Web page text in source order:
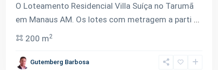
O Loteamento Residencial Villa Suíça no Tarumã
em Manaus AM. Os lotes com metragem a parti ...
200 m2
Gutemberg Barbosa
Tarumã,